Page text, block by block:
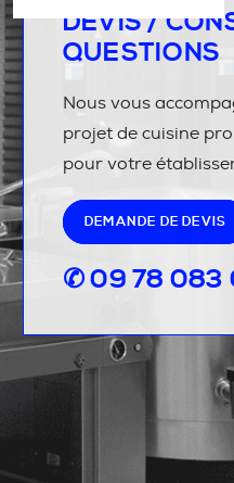
DEVIS /
QUESTIONS
Nous vous
projet de cuisine
pour votre
DEMANDE DE DEVIS
✆ 09 78 083